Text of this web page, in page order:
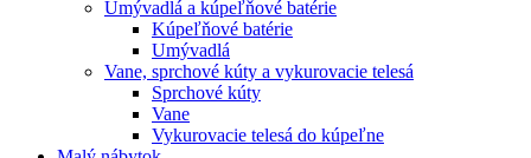
Umývadlá a kúpeľňové batérie
Kúpeľňové batérie
Umývadlá
Vane, sprchové kúty a vykurovacie telesá
Sprchové kúty
Vane
Vykurovacie telesá do kúpeľne